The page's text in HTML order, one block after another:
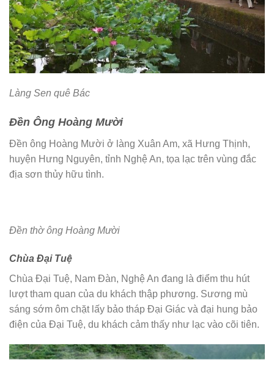
Làng Sen quê Bác
Đền Ông Hoàng Mười
Đền ông Hoàng Mười ở làng Xuân Am, xã Hưng Thịnh,
huyện Hưng Nguyên, tỉnh Nghệ An, tọa lạc trên vùng đắc
địa sơn thủy hữu tình.
Đền thờ ông Hoàng Mười
Chùa Đại Tuệ
Chùa Đại Tuệ, Nam Đàn, Nghệ An đang là điểm thu hút
lượt tham quan của du khách thập phương. Sương mù
sáng sớm ôm chặt lấy bảo tháp Đại Giác và đại hung bảo
điện của Đại Tuệ, du khách cảm thấy như lạc vào cõi tiên.